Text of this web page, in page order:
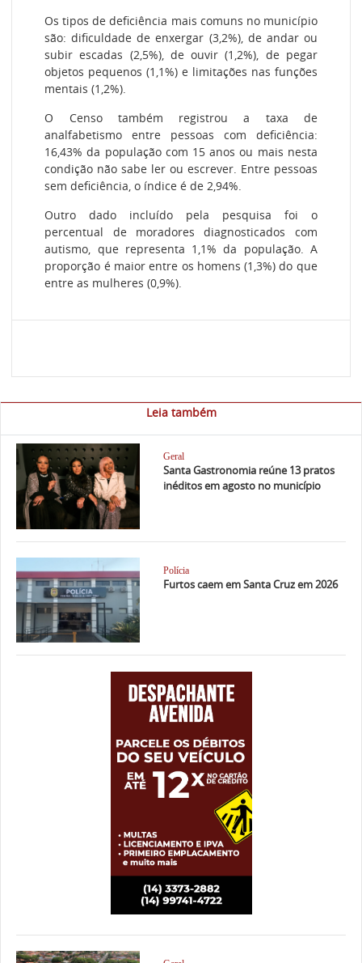
Os tipos de deficiência mais comuns no município
são: dificuldade de enxergar (3,2%), de andar ou
subir escadas (2,5%), de ouvir (1,2%), de pegar
objetos pequenos (1,1%) e limitações nas funções
mentais (1,2%).
O Censo também registrou a taxa de
analfabetismo entre pessoas com deficiência:
16,43% da população com 15 anos ou mais nesta
condição não sabe ler ou escrever. Entre pessoas
sem deficiência, o índice é de 2,94%.
Outro dado incluído pela pesquisa foi o
percentual de moradores diagnosticados com
autismo, que representa 1,1% da população. A
proporção é maior entre os homens (1,3%) do que
entre as mulheres (0,9%).
Leia também
Geral
Santa Gastronomia reúne 13 pratos
inéditos em agosto no município
Polícia
Furtos caem em Santa Cruz em 2026